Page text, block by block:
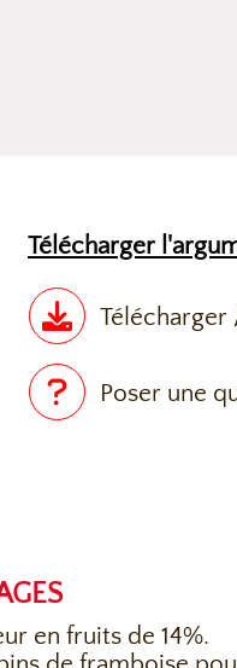
Télécharger
Poser une
en fruits de 14%.